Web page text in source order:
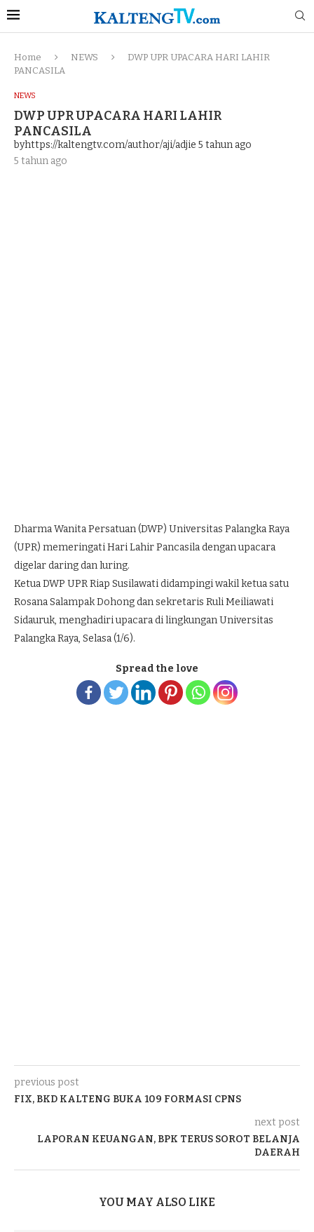
Home NEWS
DWP UPR UPACARA HARI LAHIR
PANCASILA
NEWS
DWP UPR UPACARA HARI LAHIR
PANCASILA
byhttps://kaltengtv.com/author/aji/adjie 5 tahun ago
5 tahun ago
Dharma Wanita Persatuan (DWP) Universitas Palangka Raya
(UPR) memeringati Hari Lahir Pancasila dengan upacara
digelar daring dan luring.
Ketua DWP UPR Riap Susilawati didampingi wakil ketua satu
Rosana Salampak Dohong dan sekretaris Ruli Meiliawati
Sidauruk, menghadiri upacara di lingkungan Universitas
Palangka Raya, Selasa (1/6).
Spread the love
previous post
FIX, BKD KALTENG BUKA 109 FORMASI CPNS
next post
LAPORAN KEUANGAN, BPK TERUS SOROT BELANJA
DAERAH
YOU MAY ALSO LIKE